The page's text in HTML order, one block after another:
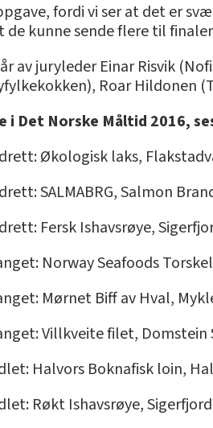
fordi vi ser at det er
de kunne sende flere til
av juryleder Einar Risvik
Roar Hildonen
i Det Norske Måltid 2016,
Økologisk laks,
SALMABRG, Salmon
Fersk Ishavsrøye,
Norway Seafoods
Mørnet Biff av Hval,
Villkveite filet, Domstein
Halvors Boknafisk loin,
Røkt Ishavsrøye,